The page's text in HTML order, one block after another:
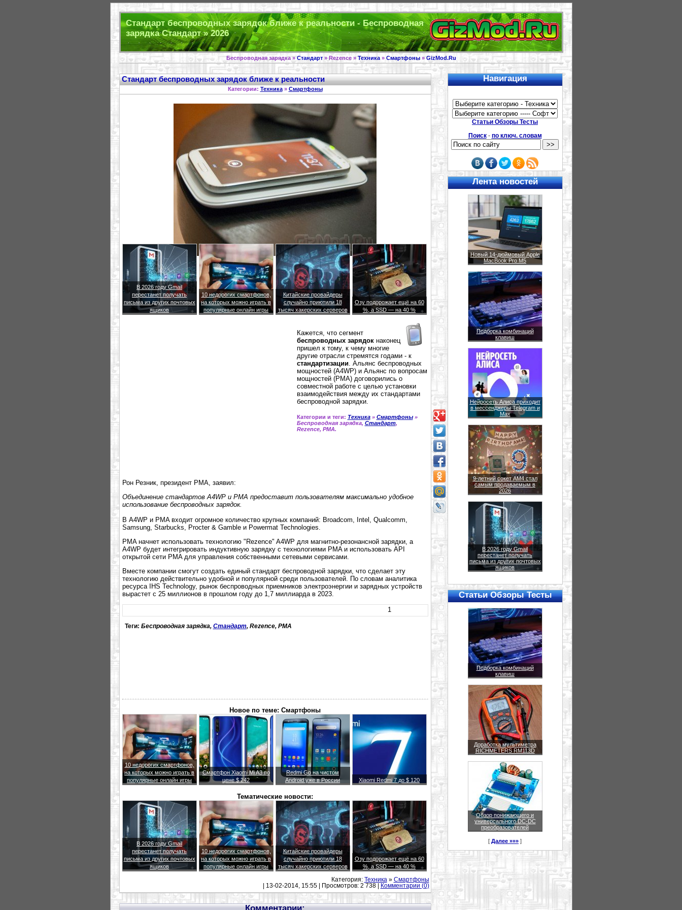
Стандарт беспроводных зарядок ближе к реальности - Беспроводная
зарядка Стандарт » 2026
Беспроводная зарядка »Стандарт» Rezence »Техника» Смартфоны»GizMod.Ru
Стандарт беспроводных зарядок ближе к реальности
Категории: Техника» Смартфоны
В 2026 году Gmail
перестанет получать
письма из других почтовых
ящиков
10 недорогих смартфонов,
на которых можно играть в
популярные онлайн игры
Китайские провайдеры
случайно приютили 18
тысяч хакерских серверов
Озу подорожает ещё на 60
%, а SSD — на 40 %
Кажется, что сегмент
беспроводных зарядокнаконец
пришел к тому, к чему многие
другие отрасли стремятся годами - к
стандартизации. Альянс беспроводных
мощностей (A4WP) и Альянс по вопросам
мощностей (PMA) договорились о
совместной работе с целью установки
взаимодействия между их стандартами
беспроводной зарядки.
Категории и теги: Техника» Смартфоны»
Беспроводная зарядка, Стандарт,
Rezence, PMA.
Рон Резник, президент PMA, заявил:
Объединение стандартов A4WP и PMA предоставит пользователям максимально удобное
использование беспроводных зарядок.
В A4WP и PMA входит огромное количество крупных компаний: Broadcom, Intel, Qualcomm,
Samsung, Starbucks, Procter & Gamble и Powermat Technologies.
PMA начнет использовать технологию "Rezence" A4WP для магнитно-резонансной зарядки, а
A4WP будет интегрировать индуктивную зарядку с технологиями PMA и использовать API
открытой сети PMA для управления собственными сетевыми сервисами.
Вместе компании смогут создать единый стандарт беспроводной зарядки, что сделает эту
технологию действительно удобной и популярной среди пользователей. По словам аналитика
ресурса IHS Technology, рынок беспроводных приемников электроэнергии и зарядных устройств
вырастет с 25 миллионов в прошлом году до 1,7 миллиарда в 2023.
1
Теги: Беспроводная зарядка, Стандарт, Rezence, PMA
Новое по теме: Смартфоны
10 недорогих смартфонов,
на которых можно играть в
популярные онлайн игры
Смартфон Xiaomi Mi A3 по
цене $ 242
Redmi Go на чистом
Android уже в России
Xiaomi Redmi 7 до $ 120
Тематические новости:
В 2026 году Gmail
перестанет получать
письма из других почтовых
ящиков
10 недорогих смартфонов,
на которых можно играть в
популярные онлайн игры
Китайские провайдеры
случайно приютили 18
тысяч хакерских серверов
Озу подорожает ещё на 60
%, а SSD — на 40 %
Категория: Техника » Смартфоны
| 13-02-2014, 15:55 | Просмотров: 2 738 |
Комментарии (0)
Навигация
Статьи Обзоры Тесты
Поиск- по ключ. словам
Лента новостей
Новый 14-дюймовый Apple
MacBook Pro M5
Подборка комбинаций
клавиш
Нейросеть Алиса приходит
в мессенджеры Telegram и
Max
9-летний сокет AM4 стал
самым продаваемым в
2026
В 2026 году Gmail
перестанет получать
письма из других почтовых
ящиков
Статьи Обзоры Тесты
Подборка комбинаций
клавиш
Доработка мультиметра
RICHMETERS RM113D
Обзор понижающего и
универсального DC-DC
преобразователей
[ Далее »»» ]